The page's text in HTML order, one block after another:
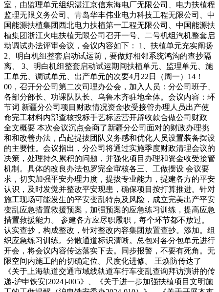
室，由监理单元组织湛江京信东海电厂无限公司、电力扶植程
监理无限义务公司、青岛华丰伟业电力科技工程无限公司、中
国能源扶植集团西北电力扶植第一工程无限公司、中国能源扶
植集团浙江火电扶植无限公司召开一号、二号机组汽机整套启
动调试办法评审会议，会议内容如下： 1、扶植单元充实阐扬
2、明白机组整套启动试运前，要做好相邻系统鸿沟的查抄隔
离、 3、明白机组整套启动试运期间扶植单元、监理单元、施
工单元、调试单元、出产单元的次要4月22日（周一）14！
00，召开分公司第二次司理办公会，加入人员：分公司班子、
各部分部长、功课队队长、乌鲁木齐驻地全体。会议内容：环
节词 新疆分公司项目财政情况资金收受接管办理人员出产使
命完工材料内部查核投标手艺标运营开辟收款合做公司财政
全文概要 本次会议沉点会商了新疆分公司面对的财政办理挑
和和改善办法，凸起提拔团队义务感和优化人员设置装备摆设
的主要性。会议指出，分公司将通过实施季度财政清理会议的
决策，处理持久累积的问题，并强化项目办理和资金收受接管
机制。具体的改良办法包罗完全审核各三、工做摆设 会议要
求，切实加强平安办理力度，提拔专业能力，提建各方的平安
认识，及时发觉并整改平安现患，确保项目按打算推进。针对
施工现场可能发生的平安变乱特点及风险，成立完美出产平安
变乱应急措置救援预案，加强预案的应急练习训练，提高应急
措置救援能力。 参建各方应尽职履职，每个环节都不放过。
认实查抄，构成整改，针对整改内容集团放置查抄。添加。组
织应急练习训练。分散通道标识清晰。总包对各分包单元进行
开会，将会议内容传达落实下去。同步报警，不要有死角。无
限空间内施工的的切确定位。尺度化进修。 王焕防传达了
《关于上海轨道交通市域线轨道车行车变乱查询拜访演讲的传
递-沪申铁安[2024]-005》、《关于进一步加强扶植项目文明施